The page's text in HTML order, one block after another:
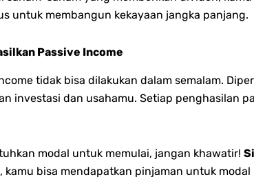
untuk membangun kekayaan jangka panjang.
Passive Income
tidak bisa dilakukan dalam semalam.
investasi dan usahamu. Setiap penghasilan
modal untuk memulai, jangan khawatir!
kamu bisa mendapatkan pinjaman untuk